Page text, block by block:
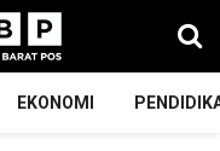
EKONOMI